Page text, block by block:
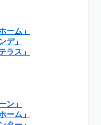
ーム」
デ」
ラス」
ン」
ーム」